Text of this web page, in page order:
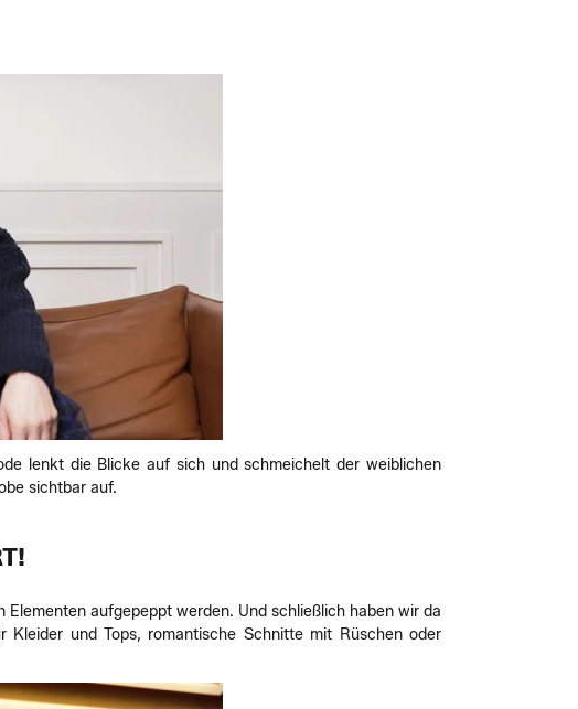
lenkt die Blicke auf sich und schmeichelt der weiblichen
sichtbar auf.
aufgepeppt werden. Und schließlich haben wir da
und Tops, romantische Schnitte mit Rüschen oder